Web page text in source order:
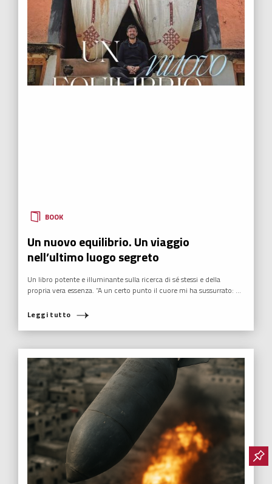
BOOK
Un nuovo equilibrio. Un viaggio
nell’ultimo luogo segreto
Un libro potente e illuminante sulla ricerca di sé stessi e della
propria vera essenza. “A un certo punto il cuore mi ha sussurrato: ...
Leggi tutto